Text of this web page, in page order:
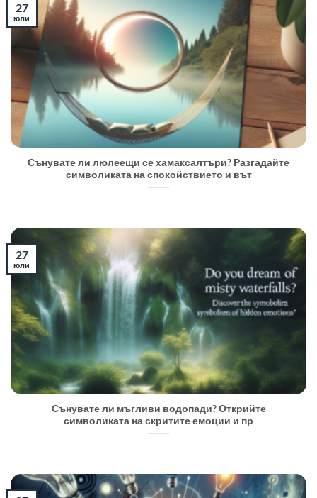
Сънувате ли люлеещи се хамаксалтъри? Разгадайте
символиката на спокойствието и вът
27
юли
Сънувате ли мъгливи водопади? Открийте
символиката на скритите емоции и пр
27
юли